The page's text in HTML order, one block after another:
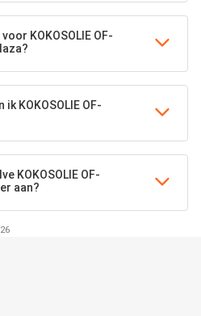
KOKOSOLIE OF-
ik KOKOSOLIE OF-
KOKOSOLIE OF-
aan?